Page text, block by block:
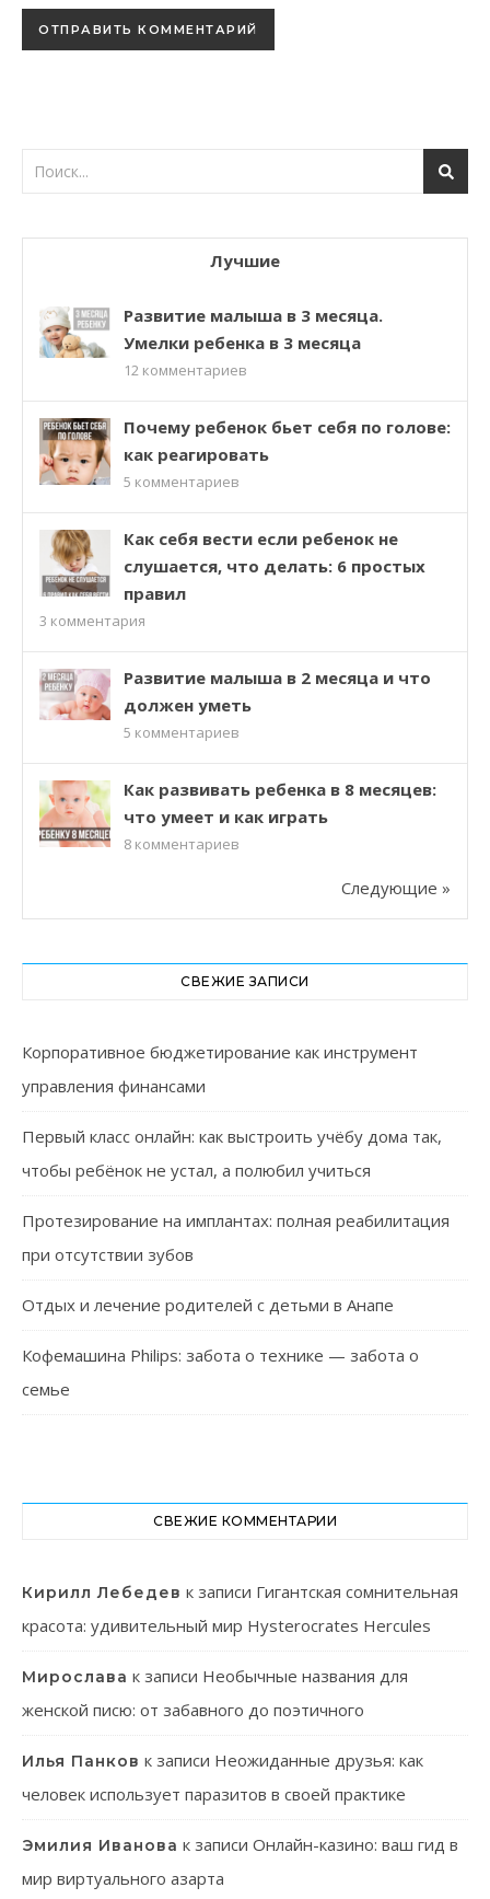
Лучшие
Развитие малыша в 3 месяца.
Умелки ребенка в 3 месяца
12 комментариев
Почему ребенок бьет себя по голове:
как реагировать
5 комментариев
Как себя вести если ребенок не
слушается, что делать: 6 простых
правил
3 комментария
Развитие малыша в 2 месяца и что
должен уметь
5 комментариев
Как развивать ребенка в 8 месяцев:
что умеет и как играть
8 комментариев
Следующие »
СВЕЖИЕ ЗАПИСИ
Корпоративное бюджетирование как инструмент
управления финансами
Первый класс онлайн: как выстроить учёбу дома так,
чтобы ребёнок не устал, а полюбил учиться
Протезирование на имплантах: полная реабилитация
при отсутствии зубов
Отдых и лечение родителей с детьми в Анапе
Кофемашина Philips: забота о технике — забота о
семье
СВЕЖИЕ КОММЕНТАРИИ
Кирилл Лебедев к записи Гигантская сомнительная
красота: удивительный мир Hysterocrates Hercules
Мирослава к записи Необычные названия для
женской писю: от забавного до поэтичного
Илья Панков к записи Неожиданные друзья: как
человек использует паразитов в своей практике
Эмилия Иванова к записи Онлайн-казино: ваш гид в
мир виртуального азарта